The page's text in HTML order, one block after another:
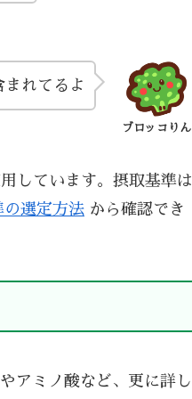
ブロッコりん
まれてるよ
しています。摂取基準は
の選定方法 から確認でき
アミノ酸など、更に詳し